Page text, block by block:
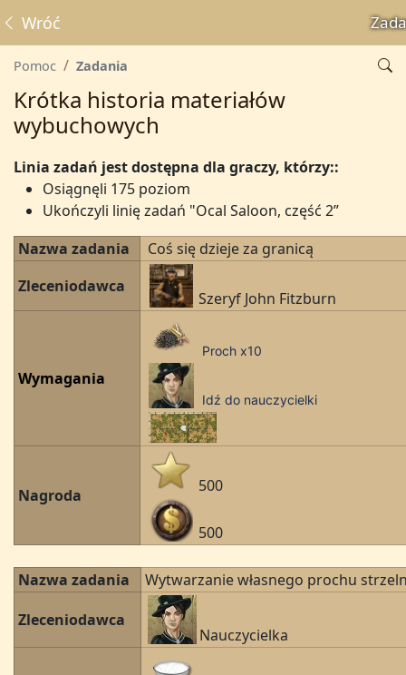
Wróć
Pomoc Zadania
Krótka historia materiałów
wybuchowych
Linia zadań jest dostępna dla graczy, którzy::
Osiągnęli 175 poziom
Ukończyli linię zadań "Ocal Saloon, część 2”
Nazwa zadania
Coś się dzieje za granicą
Zleceniodawca
Szeryf John Fitzburn
Wymagania
Proch x10
Idź do nauczycielki
Nagroda 500
500
Nazwa zadania
Wytwarzanie własnego prochu
Zleceniodawca
Nauczycielka